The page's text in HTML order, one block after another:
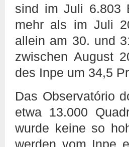
sind im Juli 6.803
mehr als im Juli
allein am 30. und
zwischen August
des Inpe um 34,5
Das Observatório
etwa 13.000
wurde keine so
werden vom Inpe